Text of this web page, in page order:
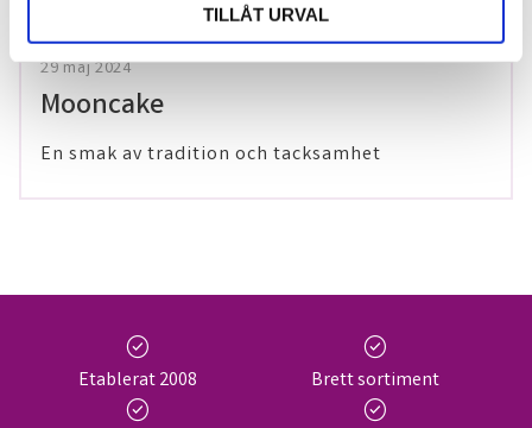
TILLÅT URVAL
29 maj 2024
Mooncake
En smak av tradition och tacksamhet
check_circle
Etablerat 2008
check_circle
Brett sortiment
check_circle check_circle